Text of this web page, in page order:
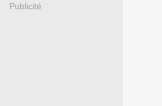
Publicité